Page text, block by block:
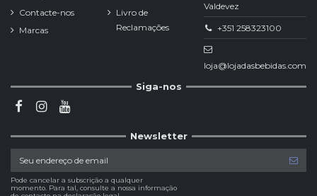
Contacte-nos
Marcas
Livro de
Reclamações
Valdevez
+351 258323100
loja@lojadasbebidas.com
Siga-nos
Newsletter
Pode cancelar a subscrição a qualquer
momento. Para tal, consulte a nossa informação